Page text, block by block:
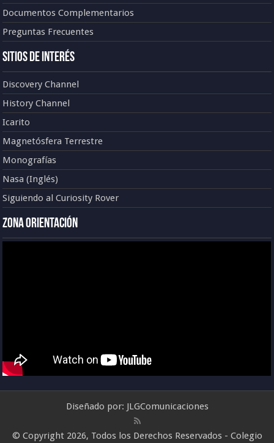
Documentos Complementarios
Preguntas Frecuentes
Sitios de Interés
Discovery Channel
History Channel
Icarito
Magnetósfera Terrestre
Monografías
Nasa (Inglés)
Siguiendo al Curiosity Rover
Zona Orientación
Diseñado por: JLGComunicaciones
© Copyright 2026, Todos los Derechos Reservados - Colegio